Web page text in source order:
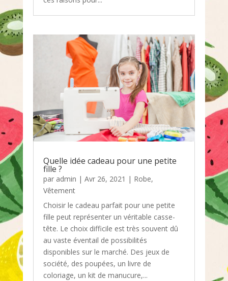
Quelle idée cadeau pour une petite
fille ?
par admin | Avr 26, 2021 | Robe,
Vêtement
Choisir le cadeau parfait pour une petite
fille peut représenter un véritable casse-
tête. Le choix difficile est très souvent dû
au vaste éventail de possibilités
disponibles sur le marché. Des jeux de
société, des poupées, un livre de
coloriage, un kit de manucure,...